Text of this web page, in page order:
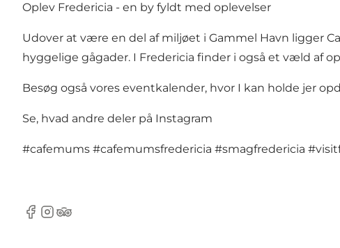
Oplev Fredericia - en by fyldt med oplevelser
Udover at være en del af miljøet i Gammel Havn ligger
hyggelige gågader. I Fredericia finder i også et væld af
Besøg også vores eventkalender, hvor I kan holde jer
Se, hvad andre deler på Instagram
#cafemums #cafemumsfredericia #smagfredericia
Facebook
Instagram
Tripadvisor